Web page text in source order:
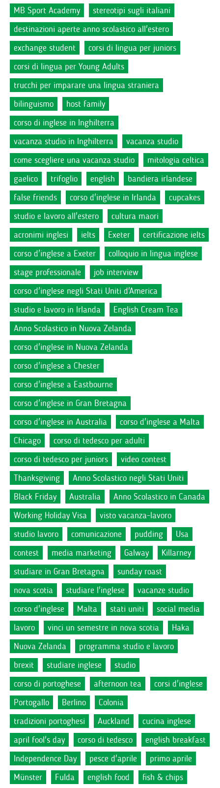
MB Sport Academy
stereotipi sugli italiani
destinazioni aperte anno scolastico all'estero
exchange student
corsi di lingua per juniors
corsi di lingua per Young Adults
trucchi per imparare una lingua straniera
bilinguismo
host family
corso di inglese in Inghilterra
vacanza studio in Inghilterra
vacanza studio
come scegliere una vacanza studio
mitologia celtica
gaelico
trifoglio english
bandiera irlandese
false friends
corso d'inglese in Irlanda
cupcakes
studio e lavoro all'estero
cultura maori
acronimi inglesi
ielts Exeter
certificazione ielts
corso d'inglese a Exeter
colloquio in lingua inglese
stage professionale
job interview
corso d'inglese negli Stati Uniti d'America
studio e lavoro in Irlanda
English Cream Tea
Anno Scolastico in Nuova Zelanda
corso d'inglese in Nuova Zelanda
corso d'inglese a Chester
corso d'inglese a Eastbourne
corso d'inglese in Gran Bretagna
corso d'inglese in Australia
corso d'inglese a Malta
Chicago
corso di tedesco per adulti
corso di tedesco per juniors
video contest
Thanksgiving
Anno Scolastico negli Stati Uniti
Black Friday
Australia
Anno Scolastico in Canada
Working Holiday Visa
visto vacanza-lavoro
studio lavoro
comunicazione pudding
Usa
contest
media marketing Galway
Killarney
studiare in Gran Bretagna
sunday roast
nova scotia
studiare l'inglese
vacanze studio
corso d'inglese
Malta stati uniti
social media
lavoro
vinci un semestre in nova scotia
Haka
Nuova Zelanda
programma studio e lavoro
brexit
studiare inglese
studio
corso di portoghese
afternoon tea
corsi d'inglese
Portogallo
Berlino
Colonia
tradizioni portoghesi
Auckland
cucina inglese
april fool's day
corso di tedesco
english breakfast
Independence Day
pesce d'aprile
primo aprile
Münster
Fulda english food fish & chips